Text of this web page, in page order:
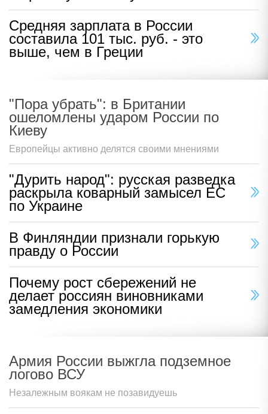
Средняя зарплата в России
составила 101 тыс. руб. - это
выше, чем в Греции
"Пора убрать": в Британии
ошеломлены ударом России по
Киеву
Европейцы активно делятся своими мнениями
"Дурить народ": русская разведка
раскрыла коварный замысел ЕС
по Украине
В Финляндии признали горькую
правду о России
Почему рост сбережений не
делает россиян виновниками
замедления экономики
Армия России выжгла подземное
логово ВСУ
Незалежным воякам не позавидуешь